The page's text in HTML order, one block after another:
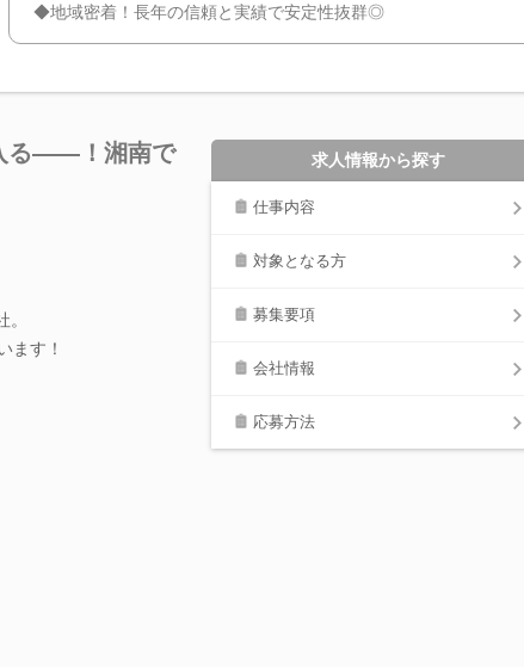
◆地域密着！長年の信頼と実績で安定性抜群◎
る――！湘南で
ます！
求人情報から探す
仕事内容
対象となる方
募集要項
会社情報
応募方法